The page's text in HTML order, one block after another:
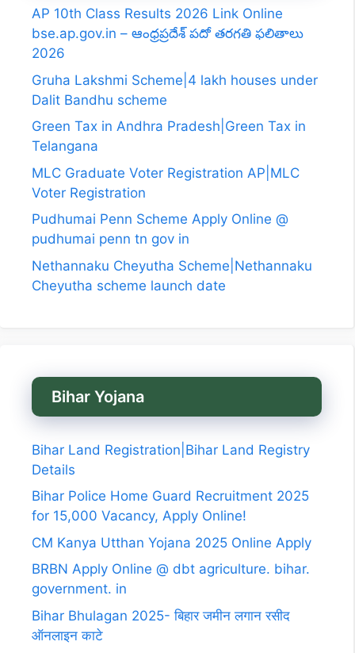
AP 10th Class Results 2026 Link Online
bse.ap.gov.in – ఆంధ్రప్రదేశ్ పదో తరగతి ఫలితాలు
2026
Gruha Lakshmi Scheme|4 lakh houses under
Dalit Bandhu scheme
Green Tax in Andhra Pradesh|Green Tax in
Telangana
MLC Graduate Voter Registration AP|MLC
Voter Registration
Pudhumai Penn Scheme Apply Online @
pudhumai penn tn gov in
Nethannaku Cheyutha Scheme|Nethannaku
Cheyutha scheme launch date
Bihar Yojana
Bihar Land Registration|Bihar Land Registry
Details
Bihar Police Home Guard Recruitment 2025
for 15,000 Vacancy, Apply Online!
CM Kanya Utthan Yojana 2025 Online Apply
BRBN Apply Online @ dbt agriculture. bihar.
government. in
Bihar Bhulagan 2025- बिहार जमीन लगान रसीद
ऑनलाइन काटे